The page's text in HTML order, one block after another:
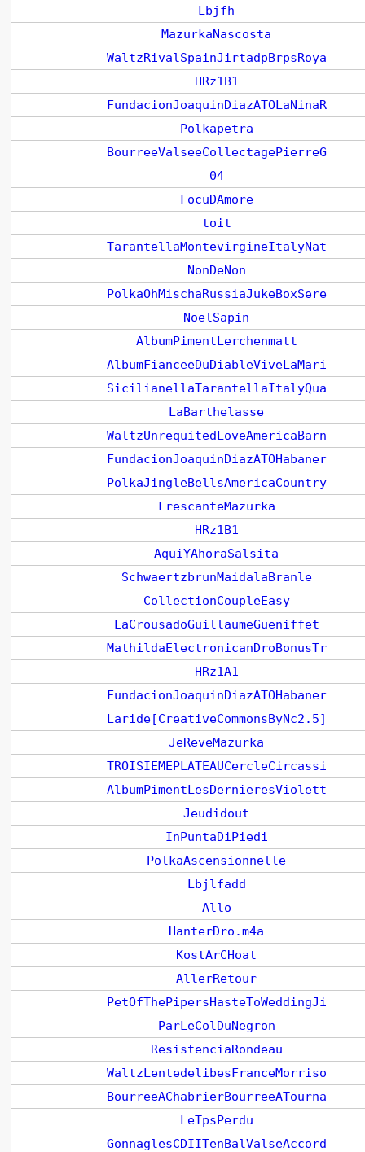
Lbjfh
MazurkaNascosta
WaltzRivalSpainJirtadpBrpsRoya
HRz1B1
FundacionJoaquinDiazATOLaNinaR
Polkapetra
BourreeValseeCollectagePierreG
04
FocuDAmore
toit
TarantellaMontevirgineItalyNat
NonDeNon
PolkaOhMischaRussiaJukeBoxSere
NoelSapin
AlbumPimentLerchenmatt
AlbumFianceeDuDiableViveLaMari
SicilianellaTarantellaItalyQua
LaBarthelasse
WaltzUnrequitedLoveAmericaBarn
FundacionJoaquinDiazATOHabaner
PolkaJingleBellsAmericaCountry
FrescanteMazurka
HRz1B1
AquiYAhoraSalsita
SchwaertzbrunMaidalaBranle
CollectionCoupleEasy
LaCrousadoGuillaumeGueniffet
MathildaElectronicanDroBonusTr
HRz1A1
FundacionJoaquinDiazATOHabaner
Laride[CreativeCommonsByNc2.5]
JeReveMazurka
TROISIEMEPLATEAUCercleCircassi
AlbumPimentLesDernieresViolett
Jeudidout
InPuntaDiPiedi
PolkaAscensionnelle
Lbjlfadd
Allo
HanterDro.m4a
KostArCHoat
AllerRetour
PetOfThePipersHasteToWeddingJi
ParLeColDuNegron
ResistenciaRondeau
WaltzLentedelibesFranceMorriso
BourreeAChabrierBourreeATourna
LeTpsPerdu
GonnaglesCDIITenBalValseAccord